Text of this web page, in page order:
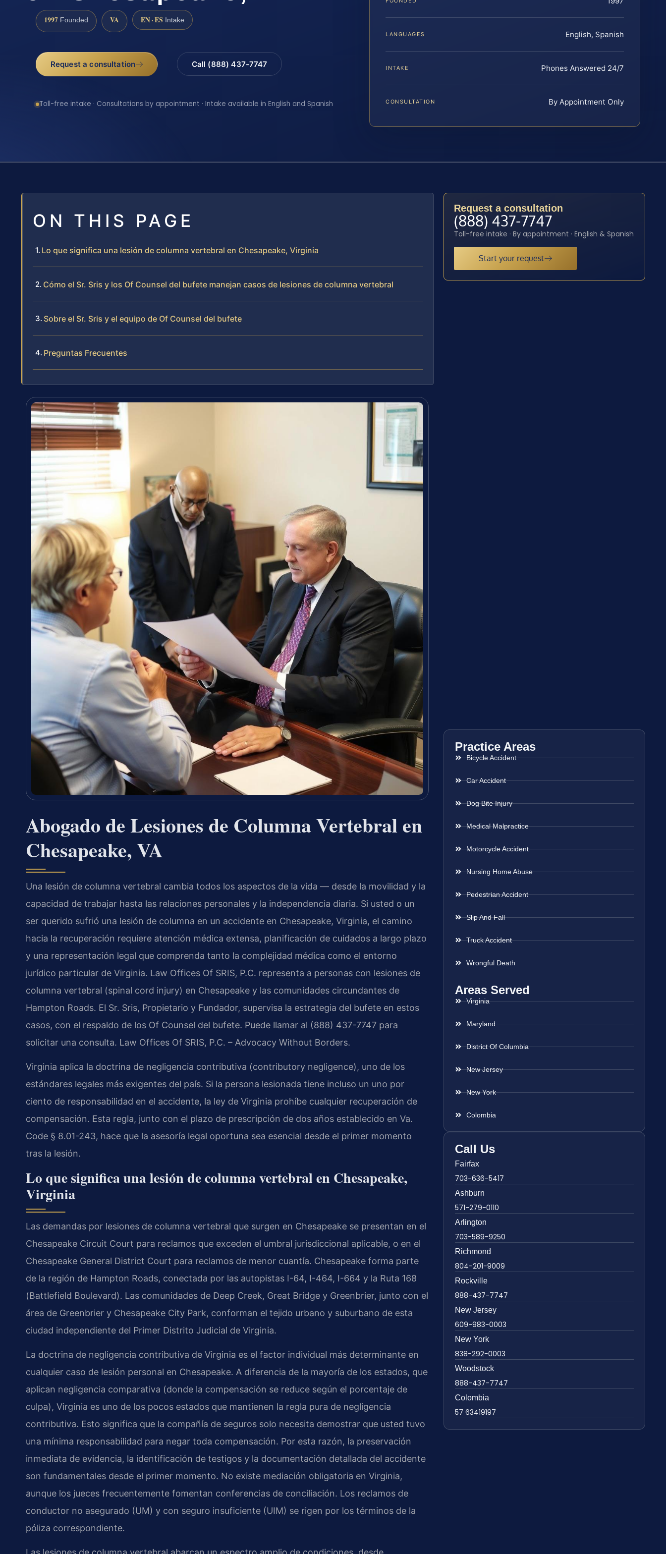
1997 Founded VA EN · ES Intake
Request a consultation Call (888) 437-7747
Toll-free intake · Consultations by appointment · Intake available in English and Spanish
LANGUAGES English, Spanish
INTAKE Phones Answered 24/7
CONSULTATION By Appointment Only
ON THIS PAGE
Lo que significa una lesión de columna vertebral en Chesapeake, Virginia
Cómo el Sr. Sris y los Of Counsel del bufete manejan casos de lesiones de columna vertebral
Sobre el Sr. Sris y el equipo de Of Counsel del bufete
Preguntas Frecuentes
Abogado de Lesiones de Columna Vertebral en
Chesapeake, VA
Una lesión de columna vertebral cambia todos los aspectos de la vida — desde la movilidad y la
capacidad de trabajar hasta las relaciones personales y la independencia diaria. Si usted o un
ser querido sufrió una lesión de columna en un accidente en Chesapeake, Virginia, el camino
hacia la recuperación requiere atención médica extensa, planificación de cuidados a largo plazo
y una representación legal que comprenda tanto la complejidad médica como el entorno
jurídico particular de Virginia. Law Offices Of SRIS, P.C. representa a personas con lesiones de
columna vertebral (spinal cord injury) en Chesapeake y las comunidades circundantes de
Hampton Roads. El Sr. Sris, Propietario y Fundador, supervisa la estrategia del bufete en estos
casos, con el respaldo de los Of Counsel del bufete. Puede llamar al (888) 437-7747 para
solicitar una consulta. Law Offices Of SRIS, P.C. – Advocacy Without Borders.
Virginia aplica la doctrina de negligencia contributiva (contributory negligence), uno de los
estándares legales más exigentes del país. Si la persona lesionada tiene incluso un uno por
ciento de responsabilidad en el accidente, la ley de Virginia prohíbe cualquier recuperación de
compensación. Esta regla, junto con el plazo de prescripción de dos años establecido en Va.
Code § 8.01-243, hace que la asesoría legal oportuna sea esencial desde el primer momento
tras la lesión.
Lo que significa una lesión de columna vertebral en Chesapeake,
Virginia
Las demandas por lesiones de columna vertebral que surgen en Chesapeake se presentan en el
Chesapeake Circuit Court para reclamos que exceden el umbral jurisdiccional aplicable, o en el
Chesapeake General District Court para reclamos de menor cuantía. Chesapeake forma parte
de la región de Hampton Roads, conectada por las autopistas I-64, I-464, I-664 y la Ruta 168
(Battlefield Boulevard). Las comunidades de Deep Creek, Great Bridge y Greenbrier, junto con el
área de Greenbrier y Chesapeake City Park, conforman el tejido urbano y suburbano de esta
ciudad independiente del Primer Distrito Judicial de Virginia.
La doctrina de negligencia contributiva de Virginia es el factor individual más determinante en
cualquier caso de lesión personal en Chesapeake. A diferencia de la mayoría de los estados, que
aplican negligencia comparativa (donde la compensación se reduce según el porcentaje de
culpa), Virginia es uno de los pocos estados que mantienen la regla pura de negligencia
contributiva. Esto significa que la compañía de seguros solo necesita demostrar que usted tuvo
una mínima responsabilidad para negar toda compensación. Por esta razón, la preservación
inmediata de evidencia, la identificación de testigos y la documentación detallada del accidente
son fundamentales desde el primer momento. No existe mediación obligatoria en Virginia,
aunque los jueces frecuentemente fomentan conferencias de conciliación. Los reclamos de
conductor no asegurado (UM) y con seguro insuficiente (UIM) se rigen por los términos de la
póliza correspondiente.
Request a consultation
(888) 437-7747
Toll-free intake · By appointment · English & Spanish
Start your request
Practice Areas
Bicycle Accident
Car Accident
Dog Bite Injury
Medical Malpractice
Motorcycle Accident
Nursing Home Abuse
Pedestrian Accident
Slip And Fall
Truck Accident
Wrongful Death
Areas Served
Virginia
Maryland
District Of Columbia
New Jersey
New York
Colombia
Call Us
Fairfax
703-636-5417
Ashburn
571-279-0110
Arlington
703-589-9250
Richmond
804-201-9009
Rockville
888-437-7747
New Jersey
609-983-0003
New York
838-292-0003
Woodstock
888-437-7747
Colombia
57 63419197